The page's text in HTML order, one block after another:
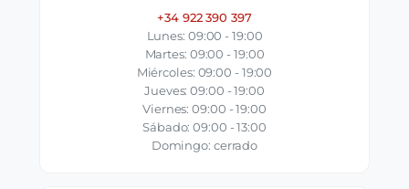
+34 922 390 397
Lunes: 09:00 - 19:00
Martes: 09:00 - 19:00
Miércoles: 09:00 - 19:00
Jueves: 09:00 - 19:00
Viernes: 09:00 - 19:00
Sábado: 09:00 - 13:00
Domingo: cerrado